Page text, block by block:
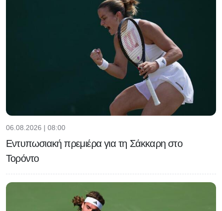
06.08.2026 | 08:00
Εντυπωσιακή πρεμιέρα για τη Σάκκαρη στο
Τορόντο